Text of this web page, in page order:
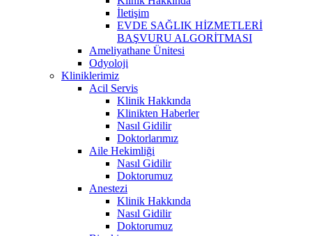
İletişim
EVDE SAĞLIK HİZMETLERİ
BAŞVURU ALGORİTMASI
Ameliyathane Ünitesi
Odyoloji
Kliniklerimiz
Acil Servis
Klinik Hakkında
Klinikten Haberler
Nasıl Gidilir
Doktorlarımız
Aile Hekimliği
Nasıl Gidilir
Doktorumuz
Anestezi
Klinik Hakkında
Nasıl Gidilir
Doktorumuz